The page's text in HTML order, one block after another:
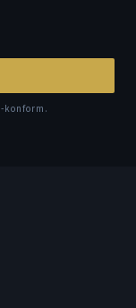
konform.